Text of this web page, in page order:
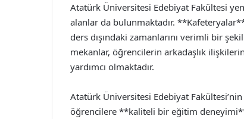
Atatürk Üniversitesi Edebiyat Fakültesi
alanlar da bulunmaktadır.
ders dışındaki zamanlarını verimli bir
mekanlar, öğrencilerin arkadaşlık
yardımcı olmaktadır.
Atatürk Üniversitesi Edebiyat
öğrencilere **kaliteli bir eğitim